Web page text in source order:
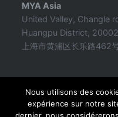
MYA Asia
United Valley, Changle
Huangpu District,
上海市黄浦区长乐路462
Nous utilisons des
expérience sur notre